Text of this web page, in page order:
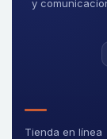
y
Tienda en línea